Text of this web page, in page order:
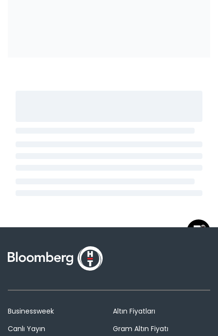
Businessweek
Canlı Yayın
Altın Fiyatları
Gram Altın Fiyatı